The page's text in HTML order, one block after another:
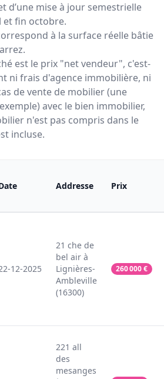
d’une mise à jour semestrielle
et fin octobre.
à la surface réelle bâtie
est le prix "net vendeur", c'est-
ni frais d'agence immobilière, ni
de vente de mobilier (une
avec le bien immobilier,
n'est pas compris dans le
incluse.
Addresse Prix
12-2025
21 che de
bel air à
Lignières-
Ambleville
(16300)
260 000€
221 all
des
mesanges